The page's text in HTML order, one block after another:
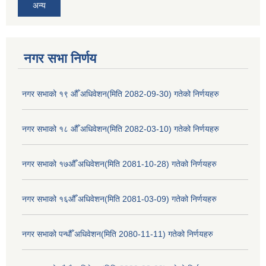
अन्य
नगर सभा निर्णय
नगर सभाको १९ औँ अधिवेशन(मिति 2082-09-30) गतेको निर्णयहरु
नगर सभाको १८ औँ अधिवेशन(मिति 2082-03-10) गतेको निर्णयहरु
नगर सभाको १७औँ अधिवेशन(मिति 2081-10-28) गतेको निर्णयहरु
नगर सभाको १६औँ अधिवेशन(मिति 2081-03-09) गतेको निर्णयहरु
नगर सभाको पन्धौँ अधिवेशन(मिति 2080-11-11) गतेको निर्णयहरु